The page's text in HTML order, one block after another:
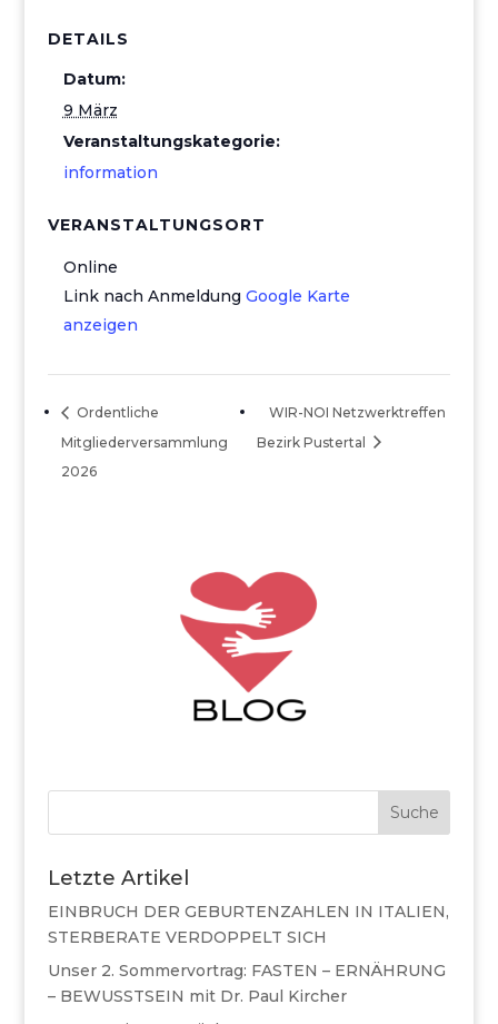
DETAILS
Datum:
9 März
Veranstaltungskategorie:
information
VERANSTALTUNGSORT
Online
Link nach Anmeldung Google Karte
anzeigen
Ordentliche
Mitgliederversammlung
2026
WIR-NOI Netzwerktreffen
Bezirk Pustertal
Suche
Letzte Artikel
EINBRUCH DER GEBURTENZAHLEN IN ITALIEN,
STERBERATE VERDOPPELT SICH
Unser 2. Sommervortrag: FASTEN – ERNÄHRUNG
– BEWUSSTSEIN mit Dr. Paul Kircher